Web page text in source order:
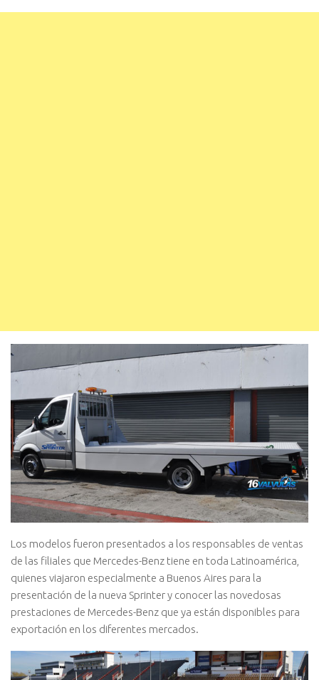
Los modelos fueron presentados a los responsables de ventas
de las filiales que Mercedes-Benz tiene en toda Latinoamérica,
quienes viajaron especialmente a Buenos Aires para la
presentación de la nueva Sprinter y conocer las novedosas
prestaciones de Mercedes-Benz que ya están disponibles para
exportación en los diferentes mercados.